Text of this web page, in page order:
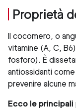
Proprietà
Il cocomero, o
vitamine (A, C,
fosforo). È
antiossidanti
prevenire alcune
Ecco le principali